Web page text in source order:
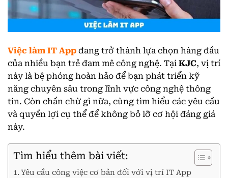
Việc làm IT App đang trở thành lựa chọn hàng đầu
của nhiều bạn trẻ đam mê công nghệ. Tại KJC, vị trí
này là bệ phóng hoàn hảo để bạn phát triển kỹ
năng chuyên sâu trong lĩnh vực công nghệ thông
tin. Còn chần chừ gì nữa, cùng tìm hiểu các yêu cầu
và quyền lợi cụ thể để không bỏ lỡ cơ hội đáng giá
này.
Tìm hiểu thêm bài viết:
Yêu cầu công việc cơ bản đối với vị trí IT App